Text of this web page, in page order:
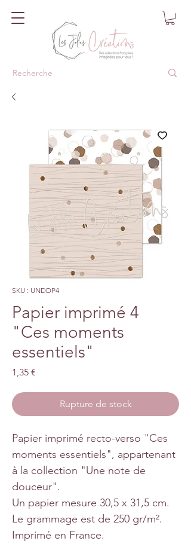
SKU : UNDDP4
Papier imprimé 4
"Ces moments
essentiels"
1,35 €
Rupture de stock
Papier imprimé recto-verso "Ces
moments essentiels", appartenant
à la collection "Une note de
douceur".
Un papier mesure 30,5 x 31,5 cm.
Le grammage est de 250 gr/m².
Imprimé en France.